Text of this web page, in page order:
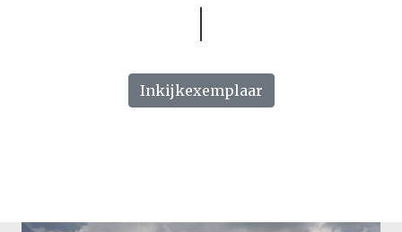
Inkijkexemplaar